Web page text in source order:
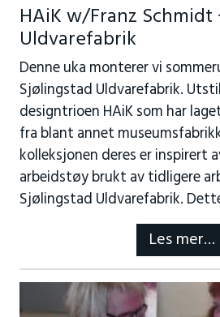
HAiK w/Franz Schmidt
Uldvarefabrik
Denne uka monterer vi
Sjølingstad Uldvarefabrik.
designtrioen HAiK som har
fra blant annet
kolleksjonen deres er inspirert
arbeidstøy brukt av tidligere
Sjølingstad Uldvarefabrik.
Les mer…